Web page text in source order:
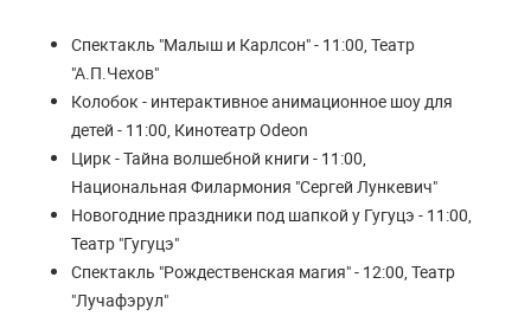
Спектакль "Малыш и Карлсон" - 11:00, Театр
"А.П.Чехов"
Колобок - интерактивное анимационное шоу для
детей - 11:00, Кинотеатр Odeon
Цирк - Тайна волшебной книги - 11:00,
Национальная Филармония "Сергей Лункевич"
Новогодние праздники под шапкой у Гугуцэ - 11:00,
Театр "Гугуцэ"
Спектакль "Рождественская магия" - 12:00, Театр
"Лучафэрул"